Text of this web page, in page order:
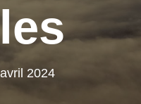
2024